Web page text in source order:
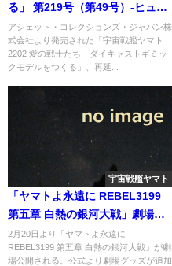
る」 第219号（第49号）-ヒュウ
ガ編
アシェット・コレクションズ・ジャパン株
式会社より発売された「宇宙戦艦ヤマト
2202 愛の戦士たち ダイキャストギミッ
クモデルをつくる」、再延...
宇宙戦艦ヤマト
「ヤマトよ永遠に REBEL3199
第五章 白熱の銀河大戦」劇場グ
ッズが追加公開（波動カートリ
ッジ弾メタルチャーム）
2月20日より「ヤマトよ永遠に
REBEL3199 第五章 白熱の銀河大戦」が劇
場公開される。公式より劇場グッズが追加